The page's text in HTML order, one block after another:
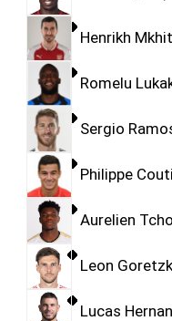
Henrikh
Romelu
Sergio
Philippe
Aurelien
Leon
Lucas